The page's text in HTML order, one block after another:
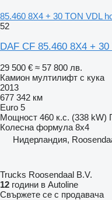
85.460 8X4 + 30 TON VDL
52
DAF CF 85.460 8X4 +
29 500 € ≈ 57 800 лв.
Камион мултилифт с кука
2013
677 342 км
Euro 5
Мощност 460 к.с. (338 kW)
Колесна формула 8x4
Нидерландия,
Trucks Roosendaal B.V.
12 години в Autoline
Свържете се с продавача